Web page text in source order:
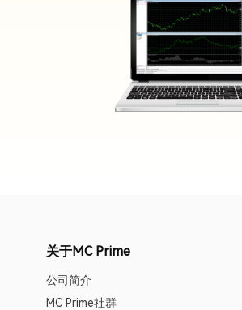
关于MC Prime
公司简介
MC Prime社群